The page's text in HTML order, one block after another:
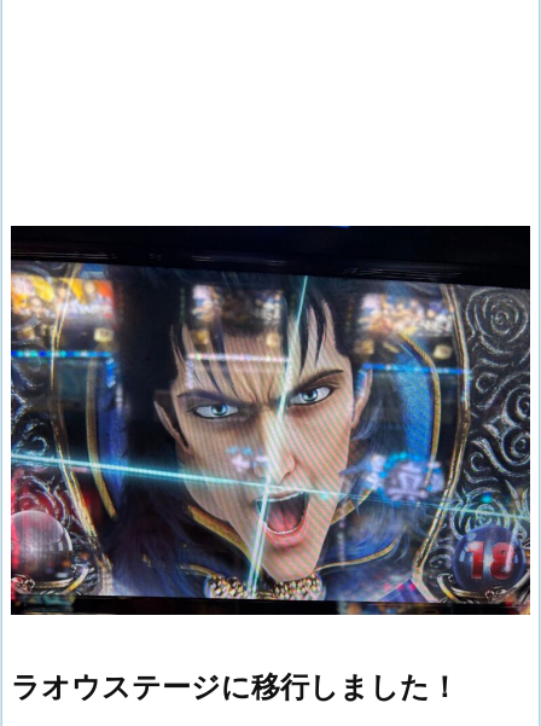
ラオウステージに移行しました！